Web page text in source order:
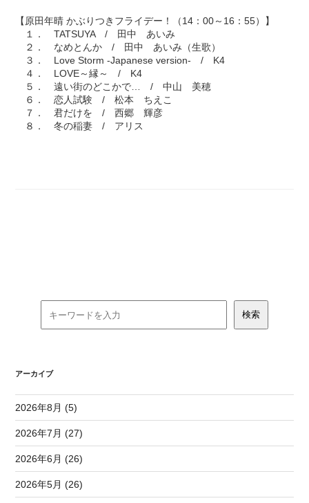
【原田年晴 かぶりつきフライデー！（14：00～16：55）】
１． TATSUYA / 田中 あいみ
２． なめとんか / 田中 あいみ（生歌）
３． Love Storm -Japanese version- / K4
４． LOVE～縁～ / K4
５． 遠い街のどこかで… / 中山 美穂
６． 恋人試験 / 松本 ちえこ
７． 君だけを / 西郷 輝彦
８． 冬の稲妻 / アリス
アーカイブ
2026年8月 (5)
2026年7月 (27)
2026年6月 (26)
2026年5月 (26)